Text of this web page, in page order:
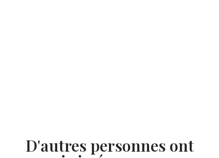
D'autres personnes ont